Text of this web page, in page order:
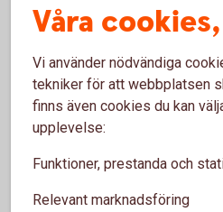
Fondlistan
Olika typer av
Våra
Vi använder nödvändiga
tekniker för att webbplatsen
finns även cookies du kan
upplevelse:
Funktioner, prestanda och
Relevant marknadsföring